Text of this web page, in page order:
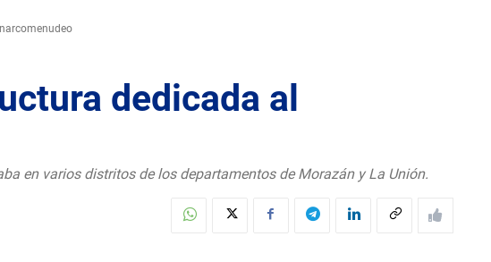
dedicada al
en varios distritos de los departamentos de Morazán y La Unión.